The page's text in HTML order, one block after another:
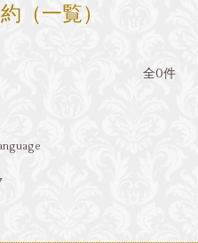
（一覧）
全0件